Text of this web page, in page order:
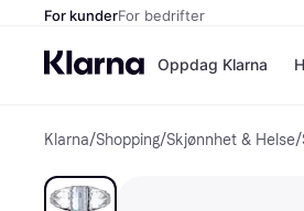
For kunderFor bedrifter
Oppdag Klarna
Klarna/Shopping/Skjønnhet & Helse/